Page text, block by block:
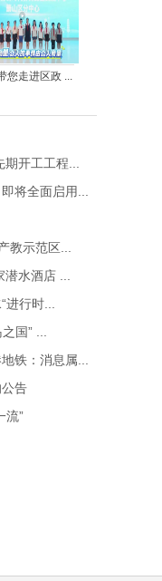
您走进区政 ...
开工工程...
将全面启用...
教示范区...
水酒店 ...
行时...
国” ...
铁：消息属...
告
流”